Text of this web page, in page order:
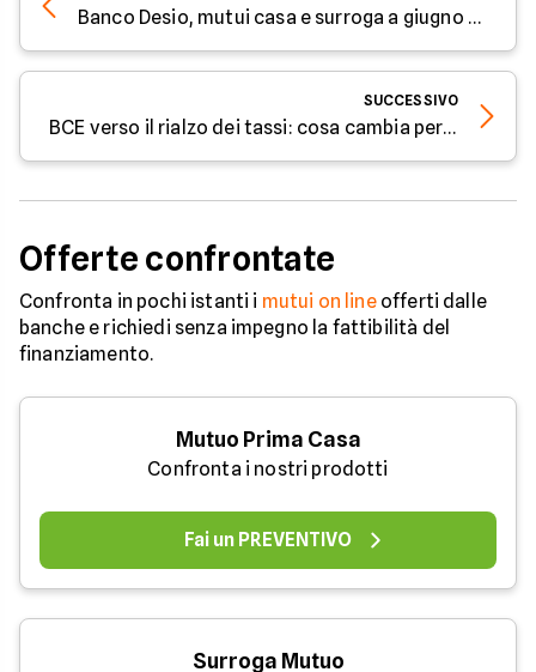
Banco Desio, mutui casa e surroga a giugno 2026: fisso al 2,95% e variabile dal 2,30%
SUCCESSIVO
BCE verso il rialzo dei tassi: cosa cambia per mutui, prestiti e risparmi
Offerte confrontate
Confronta in pochi istanti i mutui on lineofferti dalle
banche e richiedi senza impegno la fattibilità del
finanziamento.
Mutuo Prima Casa
Confronta i nostri prodotti
Fai un PREVENTIVO
Surroga Mutuo